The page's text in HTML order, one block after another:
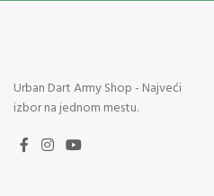
Urban Dart Army Shop - Najveći
izbor na jednom mestu.